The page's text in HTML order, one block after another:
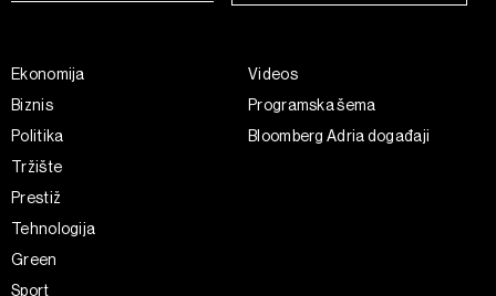
Ekonomija
Biznis
Politika
Tržište
Prestiž
Tehnologija
Green
Sport
Videos
Programska šema
Bloomberg Adria događaji